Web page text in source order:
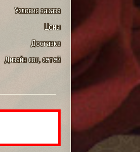
Условия заказа
Цены
Доставка
Дизайн соц. сетей